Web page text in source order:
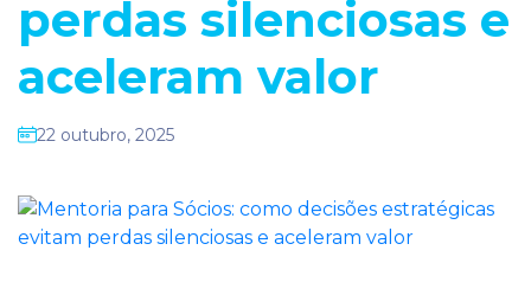
perdas silenciosas e
aceleram valor
22 outubro, 2025